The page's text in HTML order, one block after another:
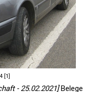
[1]
- 25.02.2021]Belege